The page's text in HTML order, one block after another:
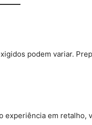
podem variar.
experiência em retalho,